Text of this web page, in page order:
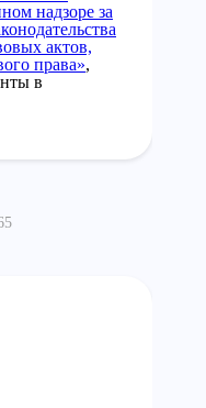
надзоре за
актов,
права»,
в